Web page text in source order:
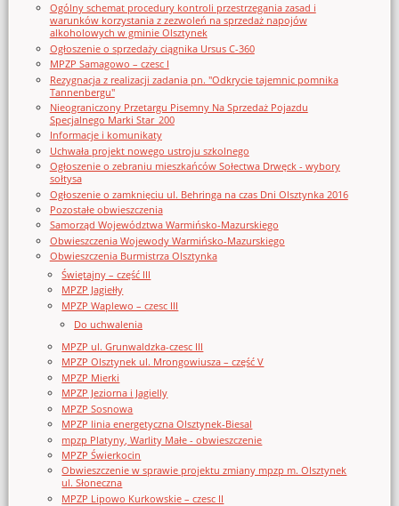
Ogólny schemat procedury kontroli przestrzegania zasad i
warunków korzystania z zezwoleń na sprzedaż napojów
alkoholowych w gminie Olsztynek
Ogłoszenie o sprzedaży ciągnika Ursus C-360
MPZP Samagowo – czesc I
Rezygnacja z realizacji zadania pn. "Odkrycie tajemnic pomnika
Tannenbergu"
Nieograniczony Przetargu Pisemny Na Sprzedaż Pojazdu
Specjalnego Marki Star_200
Informacje i komunikaty
Uchwała projekt nowego ustroju szkolnego
Ogłoszenie o zebraniu mieszkańców Sołectwa Drwęck - wybory
sołtysa
Ogłoszenie o zamknięciu ul. Behringa na czas Dni Olsztynka 2016
Pozostałe obwieszczenia
Samorząd Województwa Warmińsko-Mazurskiego
Obwieszczenia Wojewody Warmińsko-Mazurskiego
Obwieszczenia Burmistrza Olsztynka
Świętajny – część III
MPZP Jagiełły
MPZP Waplewo – czesc III
Do uchwalenia
MPZP ul. Grunwaldzka-czesc III
MPZP Olsztynek ul. Mrongowiusza – część V
MPZP Mierki
MPZP Jeziorna i Jagielly
MPZP Sosnowa
MPZP linia energetyczna Olsztynek-Biesal
mpzp Platyny, Warlity Małe - obwieszczenie
MPZP Świerkocin
Obwieszczenie w sprawie projektu zmiany mpzp m. Olsztynek
ul. Słoneczna
MPZP Lipowo Kurkowskie – czesc II